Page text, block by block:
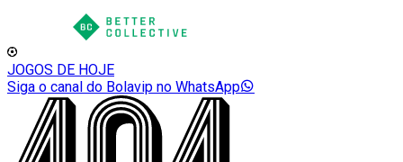
JOGOS DE HOJE
Siga o canal do Bolavip no WhatsApp